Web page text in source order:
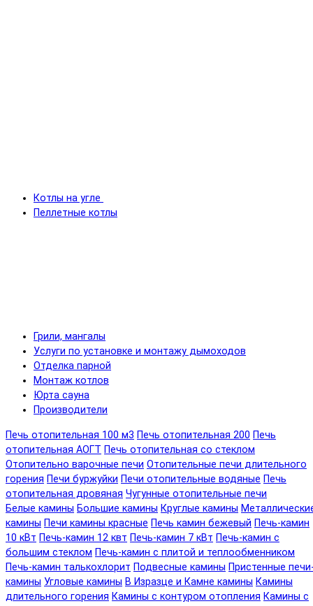
Котлы на угле
Пеллетные котлы
Грили, мангалы
Услуги по установке и монтажу дымоходов
Отделка парной
Монтаж котлов
Юрта сауна
Производители
Печь отопительная 100 м3 Печь отопительная 200 Печь
отопительная АОГТ Печь отопительная со стеклом
Отопительно варочные печи Отопительные печи длительного
горения Печи буржуйки Печи отопительные водяные Печь
отопительная дровяная Чугунные отопительные печи
Белые камины Большие камины Круглые камины
камины Печи камины красные Печь камин бежевый Печь-камин
10 кВт Печь-камин 12 квт Печь-камин 7 кВт Печь-камин с
большим стеклом Печь-камин с плитой и теплообменником
Печь-камин талькохлорит Подвесные камины Пристенные
камины Угловые камины В Изразце и Камне камины Камины
длительного горения Камины с контуром отопления Камины с